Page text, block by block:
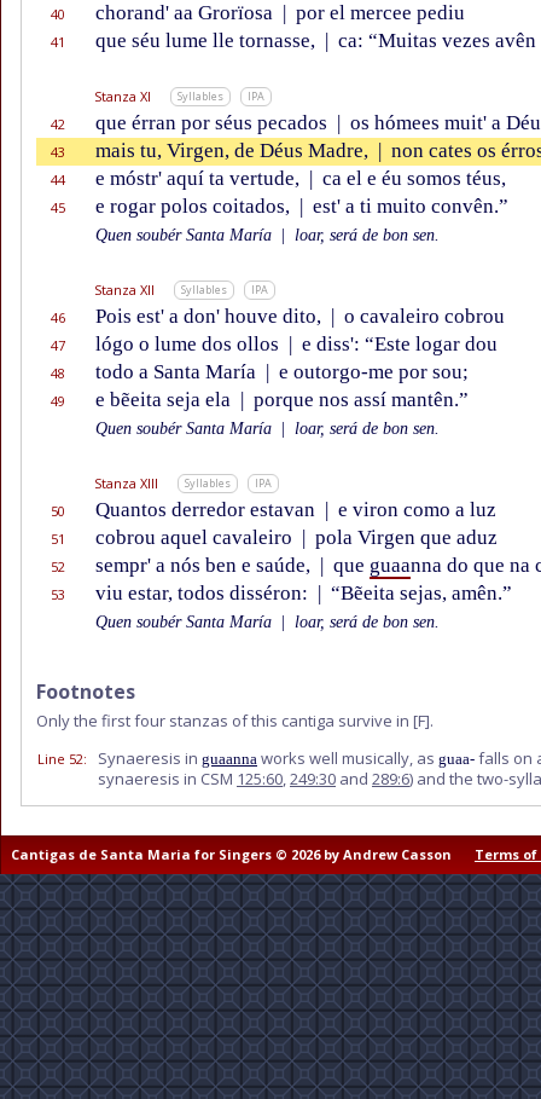
40 chorand' aa Grorïosa | por el mercee pediu
41 que séu lume lle tornasse, | ca: “Muitas vezes avên
Stanza XI Syllables IPA
42 que érran por séus pecados | os hómees muit' a
43 mais tu, Virgen, de Déus Madre, | non cates os
44 e móstr' aquí ta vertude, | ca el e éu somos téus,
45 e rogar polos coitados, | est' a ti muito convên.”
Quen soubér Santa María loar, será de bon sen.
Stanza XII Syllables IPA
46 Pois est' a don' houve dito, | o cavaleiro cobrou
47 lógo o lume dos ollos | e diss': “Este logar dou
48 todo a Santa María | e outorgo-me por sou;
49 e bẽeita seja ela | porque nos assí mantên.”
Quen soubér Santa María loar, será de bon sen.
Stanza XIII Syllables IPA
50 Quantos derredor estavan | e viron como a luz
51 cobrou aquel cavaleiro | pola Virgen que aduz
52 sempr' a nós ben e saúde, | que guaanna do que na
53 viu estar, todos disséron: | “Bẽeita sejas, amên.”
Quen soubér Santa María loar, será de bon sen.
Footnotes
Only the first four stanzas of this cantiga survive in [F].
Line 52: Synaeresis in guaanna works well musically, as guaa- falls on
synaeresis in CSM 125:60,249:30 and 289:6) and the two-
Cantigas de Santa Maria for Singers © 2026 by Andrew Casson Terms of